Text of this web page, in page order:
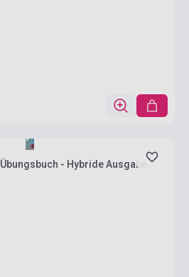
- Hybride Ausgabe